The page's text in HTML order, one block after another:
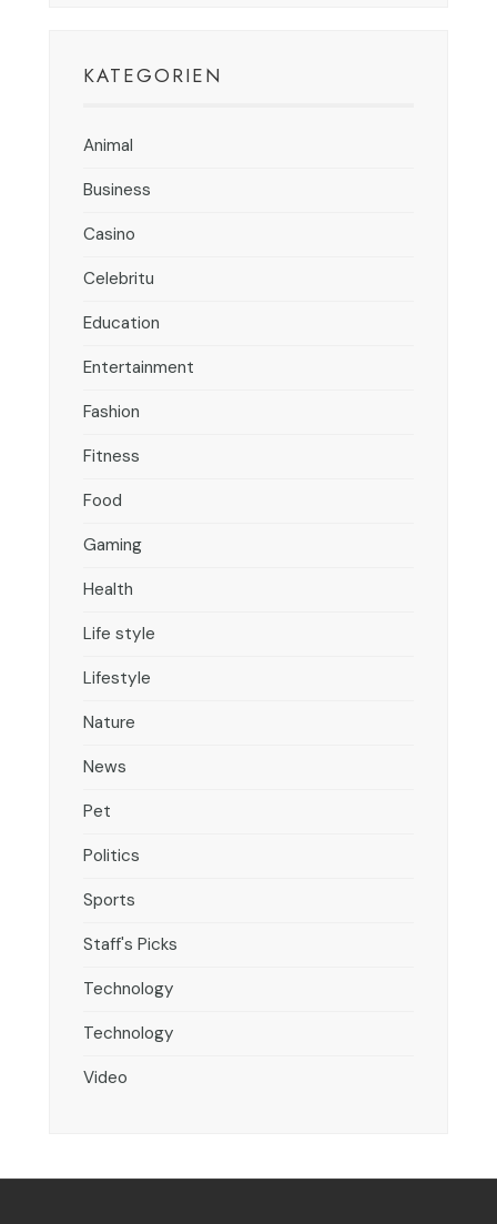
KATEGORIEN
Animal
Business
Casino
Celebritu
Education
Entertainment
Fashion
Fitness
Food
Gaming
Health
Life style
Lifestyle
Nature
News
Pet
Politics
Sports
Staff's Picks
Technology
Technology
Video